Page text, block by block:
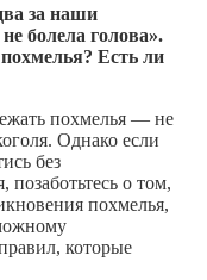
за наши
болела голова».
Есть ли
похмелья — не
Однако если
без
позаботьтесь о том,
похмелья,
которые